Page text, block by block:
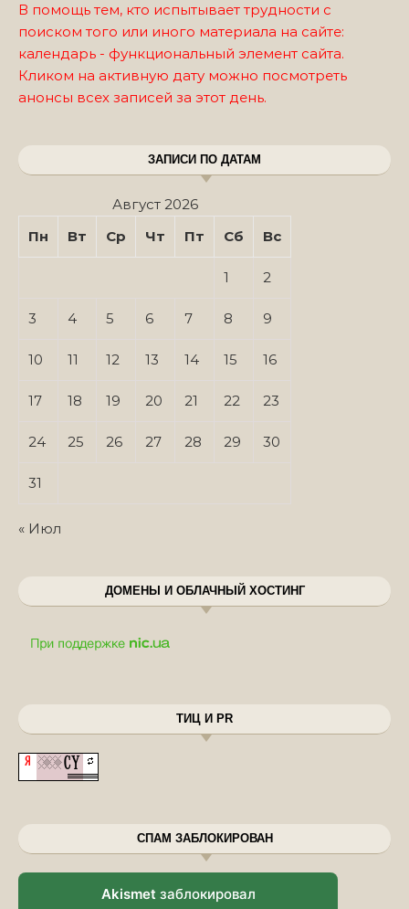
В помощь тем, кто испытывает трудности с
поиском того или иного материала на сайте:
календарь - функциональный элемент сайта.
Кликом на активную дату можно посмотреть
анонсы всех записей за этот день.
ЗАПИСИ ПО ДАТАМ
Август 2026
Пн
Вт Ср Чт Пт Сб Вс
1 2
3 4 5 6 7 8 9
10 11 12 13 14 15 16
17 18 19 20 21 22 23
24 25 26 27 28 29 30
31
« Июл
ДОМЕНЫ И ОБЛАЧНЫЙ ХОСТИНГ
ТИЦ И PR
СПАМ ЗАБЛОКИРОВАН
Akismet заблокировал